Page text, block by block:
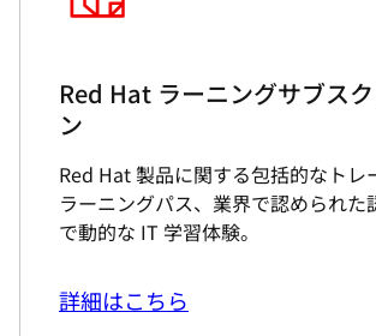
Red Hat ラーニングサブス
ン
Red Hat 製品に関する包括的なトレ
ラーニングパス、業界で認められた
で動的な IT 学習体験。
詳細はこちら